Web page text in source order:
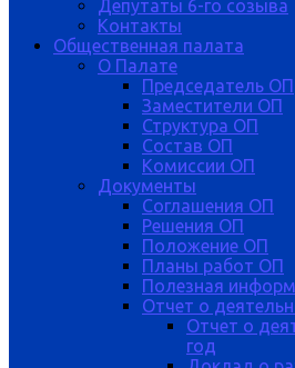
Депутаты 6-го созыва
Контакты
Общественная палата
О Палате
Председатель ОП
Заместители ОП
Структура ОП
Состав ОП
Комиссии ОП
Документы
Соглашения ОП
Решения ОП
Положение ОП
Планы работ ОП
Полезная
Отчет о
Отчет о
год